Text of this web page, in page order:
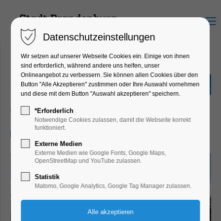
Menu
„Stadtrundfahrt“ 2,0
Stunden
Schiffrundfahrt
Datenschutzeinstellungen
Wir setzen auf unserer Webseite Cookies ein. Einige von ihnen
sind erforderlich, während andere uns helfen, unser
Onlineangebot zu verbessern. Sie können allen Cookies über den
Button "Alle Akzeptieren" zustimmen oder Ihre Auswahl vornehmen
und diese mit dem Button "Auswahl akzeptieren" speichern.
*Erforderlich
Notwendige Cookies zulassen, damit die Webseite korrekt
funktioniert.
Externe Medien
Externe Medien wie Google Fonts, Google Maps,
OpenStreetMap und YouTube zulassen.
Statistik
Matomo, Google Analytics, Google Tag Manager zulassen.